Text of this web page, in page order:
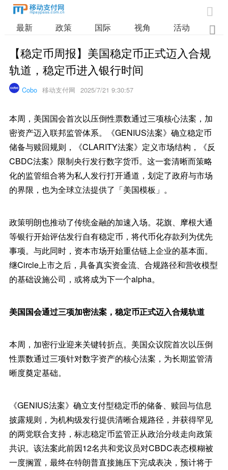

最新 政策 国际 视角 活动 业

【稳定币周报】美国稳定币正式迈入合规
轨道，稳定币进入银行时间
Cobo 移动支付网 2025/7/21 9:30:57
本周，美国国会首次以压倒性票数通过三项核心法案，加
密资产迈入联邦监管体系。《GENIUS法案》确立稳定币
储备与赎回规则，《CLARITY法案》定义市场结构，《反
CBDC法案》限制央行发行数字货币。这一套清晰而策略
化的监管组合将为私人发行打开通道，划定了政府与市场
的界限，也为全球立法提供了「美国模板」。
政策明朗也推动了传统金融的加速入场。花旗、摩根大通
等银行开始评估发行自有稳定币，将代币化存款列为优先
事项。与此同时，资本市场开始重估链上企业的基本面。
继Circle上市之后，具备真实资金流、合规路径和营收模型
的基础设施公司，或将成为下一个alpha。
美国国会通过三项加密法案，稳定币正式迈入合规轨道
本周，加密行业迎来关键转折点。美国众议院首次以压倒
性票数通过三项针对数字资产的核心法案，为长期监管清
晰度奠定基础。
《GENIUS法案》确立支付型稳定币的储备、赎回与信息
披露规则，为机构级发行提供清晰合规路径，并获得罕见
的两党联合支持，标志稳定币监管正从政治分歧走向政策
共识。该法案此前因12名共和党议员对CBDC表态模糊被
一度搁置，最终在特朗普直接施压下完成表决，预计将于